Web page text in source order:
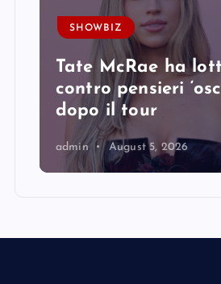
SHOWBIZ
Tate McRae ha
contro pensieri
dopo il tour
admin August 5, 2026